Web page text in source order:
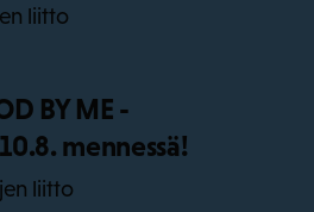
liitto
BY ME -
mennessä!
liitto